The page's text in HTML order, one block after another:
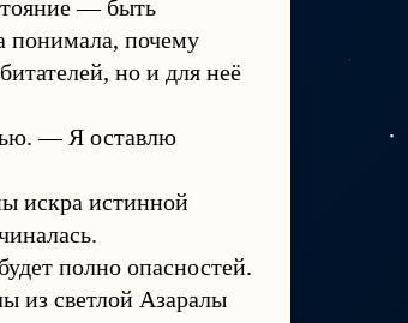
— быть
понимала, почему
но и для неё
— Я оставлю
искра истинной
полно опасностей.
из светлой Азаралы